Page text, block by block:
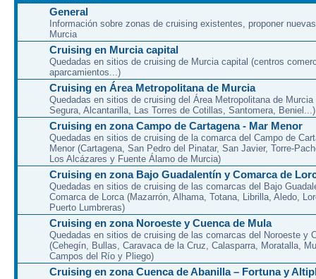
General
Información sobre zonas de cruising existentes, proponer
Murcia
Cruising en Murcia capital
Quedadas en sitios de cruising de Murcia capital (centros
aparcamientos...)
Cruising en Área Metropolitana de Murcia
Quedadas en sitios de cruising del Área Metropolitana de Murcia
Segura, Alcantarilla, Las Torres de Cotillas, Santomera, Beniel...)
Cruising en zona Campo de Cartagena - Mar Menor
Quedadas en sitios de cruising de la comarca del Campo de
Menor (Cartagena, San Pedro del Pinatar, San Javier, Torre-
Los Alcázares y Fuente Álamo de Murcia)
Cruising en zona Bajo Guadalentín y Comarca de
Quedadas en sitios de cruising de las comarcas del Bajo
Comarca de Lorca (Mazarrón, Alhama, Totana, Librilla, Aledo,
Puerto Lumbreras)
Cruising en zona Noroeste y Cuenca de Mula
Quedadas en sitios de cruising de las comarcas del Noroeste y
(Cehegín, Bullas, Caravaca de la Cruz, Calasparra, Moratalla,
Campos del Río y Pliego)
Cruising en zona Cuenca de Abanilla – Fortuna y